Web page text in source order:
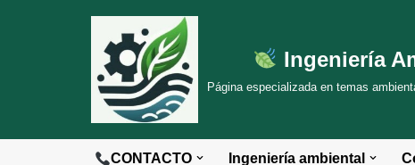
Ingeniería
Página especializada en temas
CONTACTO Ingeniería ambiental